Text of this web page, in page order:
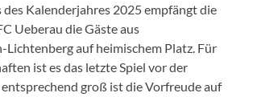
des Kalenderjahres 2025 empfängt die
Ueberau die Gäste aus
Lichtenberg auf heimischem Platz. Für
ist es das letzte Spiel vor der
groß ist die Vorfreude auf